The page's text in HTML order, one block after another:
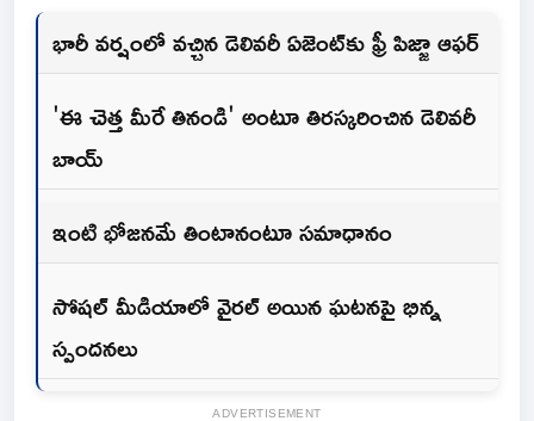
భారీ వర్షంలో వచ్చిన డెలివరీ ఏజెంట్‌కు ఫ్రీ పిజ్జా ఆఫర్
'ఈ చెత్త మీరే తినండి' అంటూ తిరస్కరించిన డెలివరీ
బాయ్
ఇంటి భోజనమే తింటానంటూ సమాధానం
సోషల్ మీడియాలో వైరల్ అయిన ఘటనపై భిన్న
స్పందనలు
ADVERTISEMENT